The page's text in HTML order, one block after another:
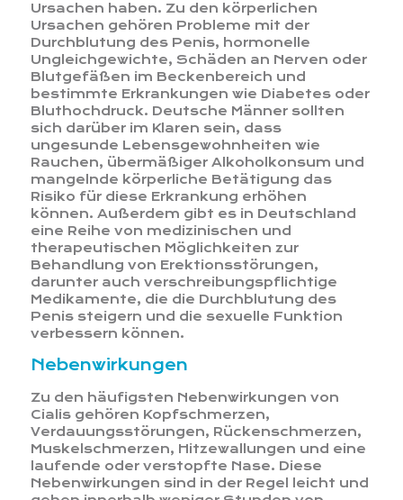
Ursachen haben. Zu den körperlichen
Ursachen gehören Probleme mit der
Durchblutung des Penis, hormonelle
Ungleichgewichte, Schäden an Nerven oder
Blutgefäßen im Beckenbereich und
bestimmte Erkrankungen wie Diabetes oder
Bluthochdruck. Deutsche Männer sollten
sich darüber im Klaren sein, dass
ungesunde Lebensgewohnheiten wie
Rauchen, übermäßiger Alkoholkonsum und
mangelnde körperliche Betätigung das
Risiko für diese Erkrankung erhöhen
können. Außerdem gibt es in Deutschland
eine Reihe von medizinischen und
therapeutischen Möglichkeiten zur
Behandlung von Erektionsstörungen,
darunter auch verschreibungspflichtige
Medikamente, die die Durchblutung des
Penis steigern und die sexuelle Funktion
verbessern können.
Nebenwirkungen
Zu den häufigsten Nebenwirkungen von
Cialis gehören Kopfschmerzen,
Verdauungsstörungen, Rückenschmerzen,
Muskelschmerzen, Hitzewallungen und eine
laufende oder verstopfte Nase. Diese
Nebenwirkungen sind in der Regel leicht und